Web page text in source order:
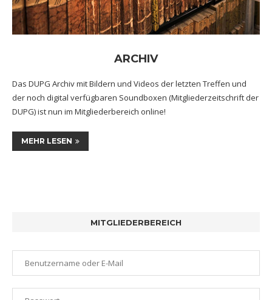
ARCHIV
Das DUPG Archiv mit Bildern und Videos der letzten Treffen und
der noch digital verfügbaren Soundboxen (Mitgliederzeitschrift der
DUPG) ist nun im Mitgliederbereich online!
MEHR LESEN
MITGLIEDERBEREICH